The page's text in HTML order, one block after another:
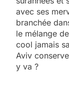
avec ses
branchée
le mélange
cool jamais
Aviv
y va ?